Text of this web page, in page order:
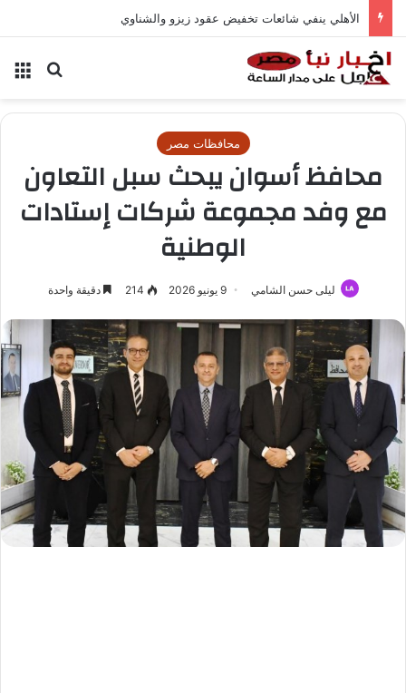
الأهلي ينفي شائعات تخفيض عقود زيزو والشناوي
بحث
محافظات مصر
محافظ أسوان يبحث سبل التعاون
مع وفد مجموعة شركات إستادات
الوطنية
ليلى حسن الشامي 9 يونيو 2026 214 دقيقة واحدة